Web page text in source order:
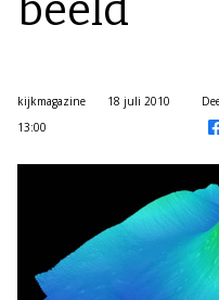
beeld
kijkmagazine
18 juli 2010
13:00